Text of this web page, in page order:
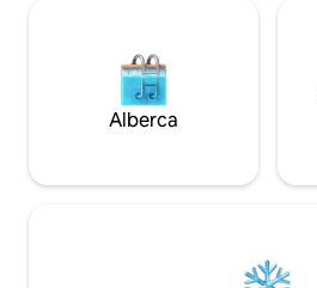
Alberca